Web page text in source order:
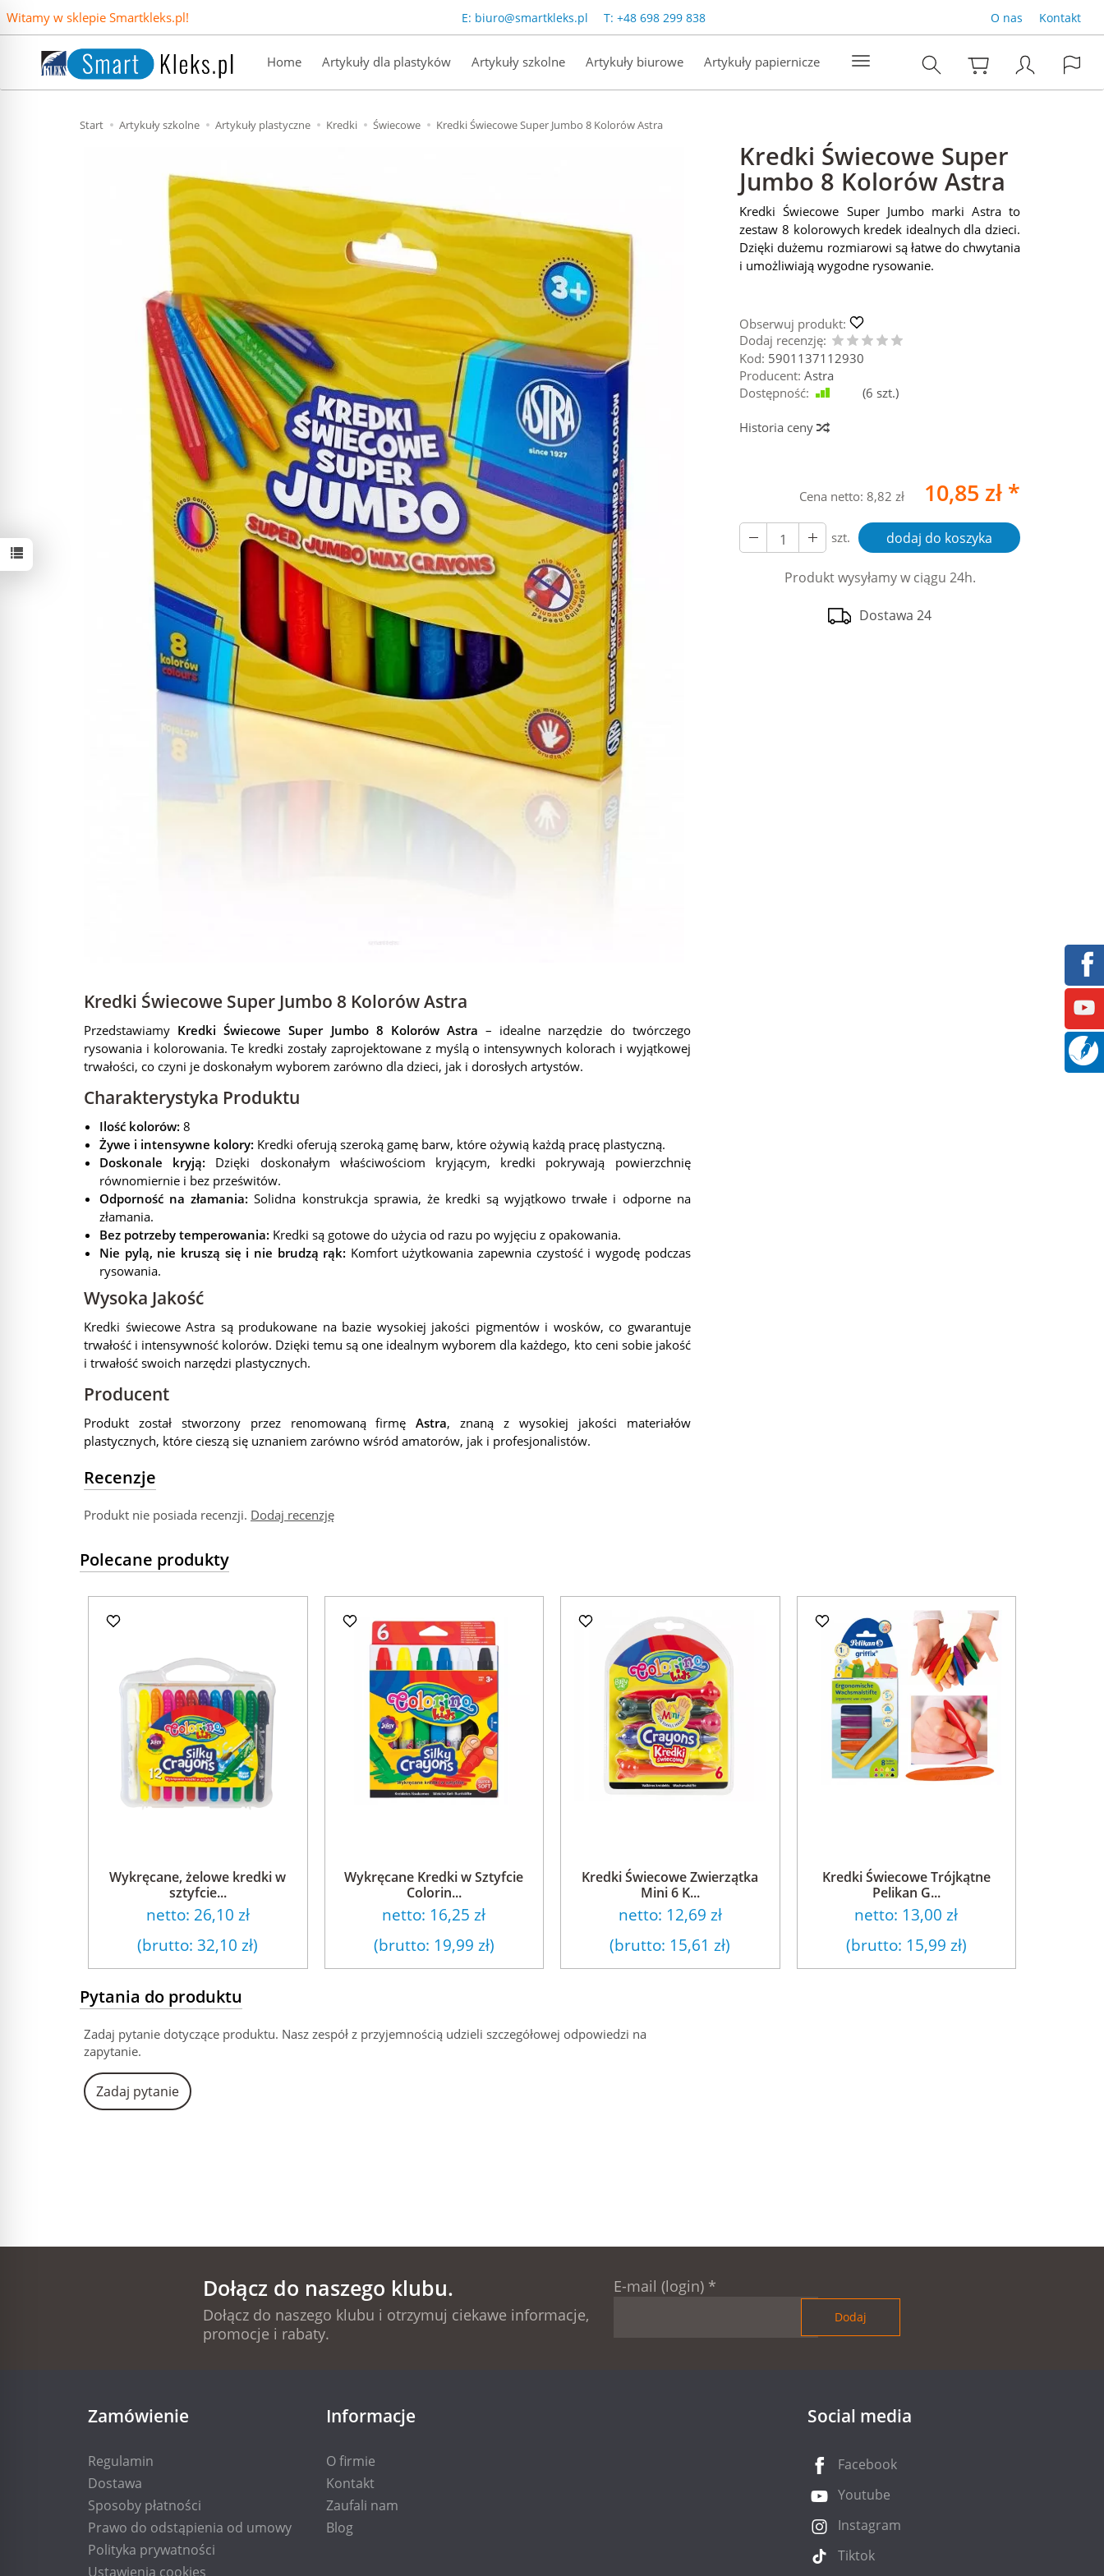
Witamy w sklepie Smartkleks.pl! E: biuro@smartkleks.pl T: +48 698 299 838 O nas Kontakt
Home Artykuły dla plastyków Artykuły szkolne Artykuły biurowe Artykuły papiernicze
Start Artykuły szkolne Artykuły plastyczne Kredki Świecowe Kredki Świecowe Super Jumbo 8 Kolorów Astra
Kredki Świecowe Super
Jumbo 8 Kolorów Astra
Kredki Świecowe Super Jumbo marki Astra to
zestaw 8 kolorowych kredek idealnych dla dzieci.
Dzięki dużemu rozmiarowi są łatwe do chwytania
i umożliwiają wygodne rysowanie.
Obserwuj produkt:
Dodaj recenzję:
Kod: 5901137112930
Producent: Astra
Dostępność:
(6 szt.)
Historia ceny
Cena netto: 8,82 zł 10,85 zł *
szt. dodaj do koszyka
Produkt wysyłamy w ciągu 24h.
Dostawa 24
Kredki Świecowe Super Jumbo 8 Kolorów Astra
Przedstawiamy Kredki Świecowe Super Jumbo 8 Kolorów Astra – idealne narzędzie do twórczego
rysowania i kolorowania. Te kredki zostały zaprojektowane z myślą o intensywnych kolorach i wyjątkowej
trwałości, co czyni je doskonałym wyborem zarówno dla dzieci, jak i dorosłych artystów.
Charakterystyka Produktu
Ilość kolorów: 8
Żywe i intensywne kolory: Kredki oferują szeroką gamę barw, które ożywią każdą pracę plastyczną.
Doskonale kryją: Dzięki doskonałym właściwościom kryjącym, kredki pokrywają powierzchnię
równomiernie i bez prześwitów.
Odporność na złamania: Solidna konstrukcja sprawia, że kredki są wyjątkowo trwałe i odporne na
złamania.
Bez potrzeby temperowania: Kredki są gotowe do użycia od razu po wyjęciu z opakowania.
Nie pylą, nie kruszą się i nie brudzą rąk: Komfort użytkowania zapewnia czystość i wygodę podczas
rysowania.
Wysoka Jakość
Kredki świecowe Astra są produkowane na bazie wysokiej jakości pigmentów i wosków, co gwarantuje
trwałość i intensywność kolorów. Dzięki temu są one idealnym wyborem dla każdego, kto ceni sobie jakość
i trwałość swoich narzędzi plastycznych.
Producent
Produkt został stworzony przez renomowaną firmęAstra, znaną z wysokiej jakości materiałów
plastycznych, które cieszą się uznaniem zarówno wśród amatorów, jak i profesjonalistów.
Recenzje
Produkt nie posiada recenzji. Dodaj recenzję
Polecane produkty
Wykręcane, żelowe kredki w
sztyfcie...
netto: 26,10 zł
(brutto:32,10 zł)
Wykręcane Kredki w Sztyfcie
Colorin...
netto: 16,25 zł
(brutto: 19,99 zł)
Kredki Świecowe Zwierzątka
Mini 6 K...
netto: 12,69 zł
(brutto: 15,61 zł)
Kredki Świecowe Trójkątne
Pelikan G...
netto: 13,00 zł
(brutto: 15,99 zł)
Pytania do produktu
Zadaj pytanie dotyczące produktu. Nasz zespół z przyjemnością udzieli szczegółowej odpowiedzi na
zapytanie.
Zadaj pytanie
Dołącz do naszego klubu.
Dołącz do naszego klubu i otrzymuj ciekawe informacje,
promocje i rabaty.
E-mail (login) *
Zamówienie
Regulamin
Dostawa
Sposoby płatności
Prawo do odstąpienia od umowy
Polityka prywatności
Ustawienia cookies
Informacje
O firmie
Kontakt
Zaufali nam
Blog
Social media
Facebook
Youtube
Instagram
Tiktok